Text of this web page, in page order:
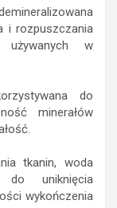
i rozpuszczania
używanych w
do
minerałów
tkanin, woda
do uniknięcia
wykończenia